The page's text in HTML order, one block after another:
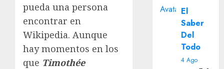
pueda una persona
encontrar en
Wikipedia. Aunque
hay momentos en los
que Timothée
Avatar El
Saber
Del
Todo
4 Ago